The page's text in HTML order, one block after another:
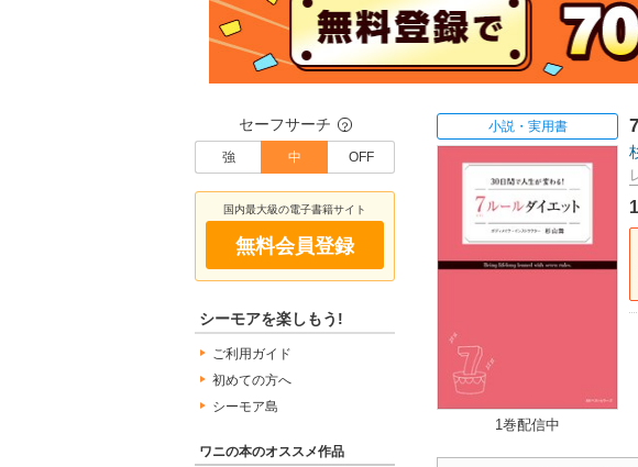
セーフサーチ ？
強 中 OFF
国内最大級の電子書籍サイト
無料会員登録
シーモアを楽しもう!
ご利用ガイド
初めての方へ
シーモア島
ワニの本のオススメ作品
小説・実用書
1巻配信中